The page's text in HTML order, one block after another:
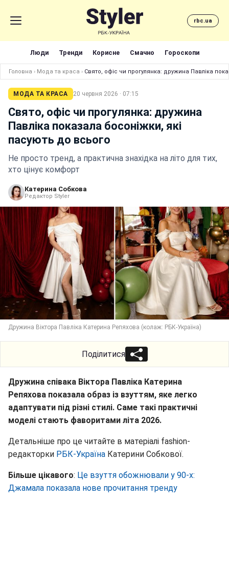
rbc.ua
Люди Тренди Корисне Смачно Гороскопи
Головна › Мода та краса › Свято, офіс чи прогулянка: дружина Павліка
МОДА ТА КРАСА 20 червня 2026 · 07:15
Свято, офіс чи прогулянка: дружина
Павліка показала босоніжки, які
пасують до всього
Не просто тренд, а практична знахідка на літо для тих,
хто цінує комфорт
Катерина Собкова
Редактор Styler
Дружина Віктора Павліка Катерина Репяхова (колаж: РБК-Україна)
Поділитися
Дружина співака Віктора Павліка Катерина
Репяхова показала образ із взуттям, яке легко
адаптувати під різні стилі. Саме такі практичні
моделі стають фаворитами літа 2026.
Детальніше про це читайте в матеріалі fashion-
редакторки РБК-Україна Катерини Собкової.
Більше цікавого: Це взуття обожнювали у 90-х:
Джамала показала нове прочитання тренду